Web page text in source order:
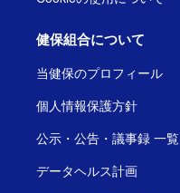
健保組合について
当健保のプロフィール
個人情報保護方針
公示・公告・議事録 一覧
データヘルス計画